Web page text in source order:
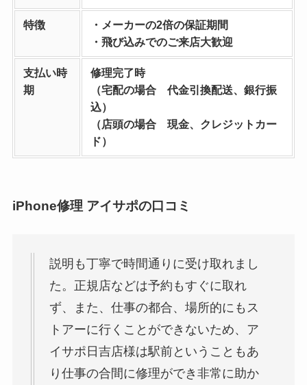
特徴
・メーカーの2倍の保証期間
・飛び込みでのご来店大歓迎
支払い時
期
修理完了時
（宅配の場合 代金引換配送、銀行振
込）
（店頭の場合 現金、クレジットカー
ド）
iPhone修理 アイサポの口コミ
説明も丁寧で時間通りに受け取れまし
た。正規店などは予約もすぐに取れ
ず、また、仕事の都合、場所的にもス
トアーに行くことができないため、ア
イサポ日吉店様は駅前ということもあ
り仕事の合間に修理ができ非常に助か